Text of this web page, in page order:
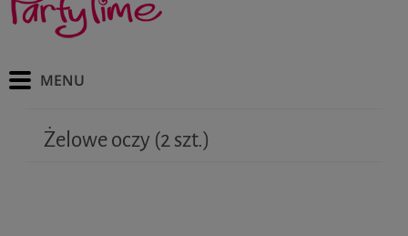
Żelowe oczy (2 szt.)